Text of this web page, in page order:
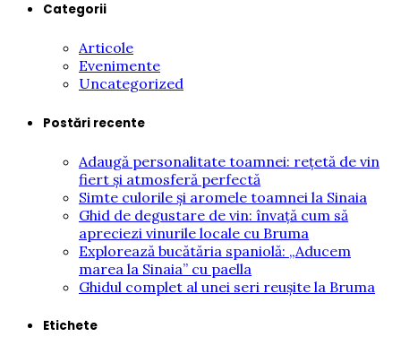
Categorii
Articole
Evenimente
Uncategorized
Postări recente
Adaugă personalitate toamnei: rețetă de vin
fiert și atmosferă perfectă
Simte culorile și aromele toamnei la Sinaia
Ghid de degustare de vin: învață cum să
apreciezi vinurile locale cu Bruma
Explorează bucătăria spaniolă: „Aducem
marea la Sinaia” cu paella
Ghidul complet al unei seri reușite la Bruma
Etichete